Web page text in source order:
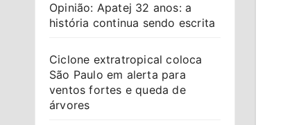
Opinião: Apatej 32 anos: a
história continua sendo escrita
Ciclone extratropical coloca
São Paulo em alerta para
ventos fortes e queda de
árvores